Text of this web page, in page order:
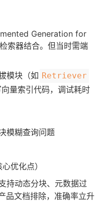
Generation for
索器结合。但当时需端
模块（如 Retriever
量索引代码，调试耗时
模糊查询问题
优化点）
持动态分块、元数据过
品文档排除，准确率立升